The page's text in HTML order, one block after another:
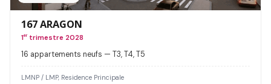
167 ARAGON
1ertrimestre 2028
16 appartements neufs — T3, T4, T5
LMNP / LMP, Residence Principale